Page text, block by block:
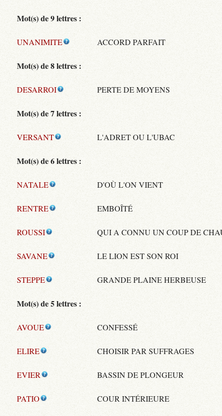
Mot(s) de 9 lettres :
UNANIMITE ACCORD PARFAIT
Mot(s) de 8 lettres :
DESARROI PERTE DE MOYENS
Mot(s) de 7 lettres :
VERSANT L'ADRET OU L'UBAC
Mot(s) de 6 lettres :
NATALE D'OÙ L'ON VIENT
RENTRE EMBOÎTÉ
ROUSSI QUI A CONNU UN COUP DE
SAVANE LE LION EST SON ROI
STEPPE GRANDE PLAINE HERBEUSE
Mot(s) de 5 lettres :
AVOUE CONFESSÉ
ELIRE CHOISIR PAR SUFFRAGES
EVIER BASSIN DE PLONGEUR
PATIO COUR INTÉRIEURE